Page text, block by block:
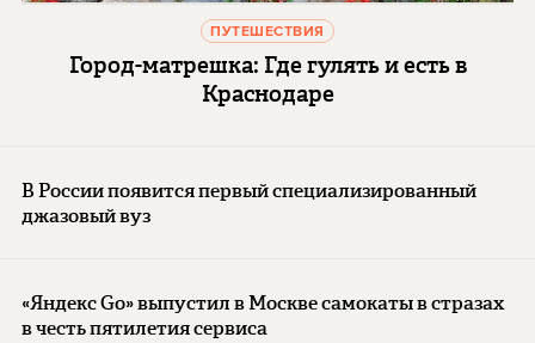
ПУТЕШЕСТВИЯ
Город-матрешка: Где гулять и есть в
Краснодаре
В России появится первый специализированный
джазовый вуз
«Яндекс Go» выпустил в Москве самокаты в стразах
в честь пятилетия сервиса